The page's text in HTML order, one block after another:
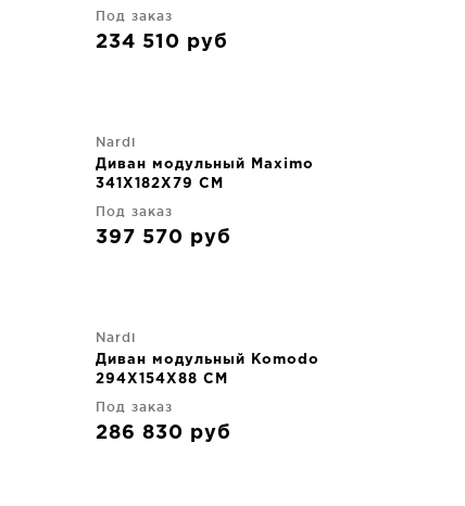
Под заказ
234 510 руб
Nardi
Диван модульный Maximo
341X182X79 CM
Под заказ
397 570 руб
Nardi
Диван модульный Komodo
294X154X88 CM
Под заказ
286 830 руб